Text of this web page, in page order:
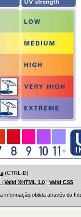
(CTRL-D)
| Valid XHTML 1.0| Valid CSS
informação obtida através da